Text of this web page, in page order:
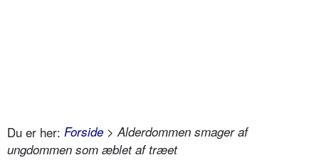
Du er her: Forside > Alderdommen smager af
ungdommen som æblet af træet